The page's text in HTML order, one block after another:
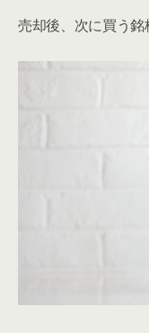
売却後、次に買う